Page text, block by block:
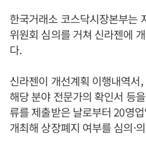
한국거래소 코스닥시장본부는
위원회 심의를 거쳐 신라젠에
다.
신라젠이 개선계획 이행내역서
해당 분야 전문가의 확인서 등
류를 제출받은 날로부터 20영
개최해 상장폐지 여부를 심의·